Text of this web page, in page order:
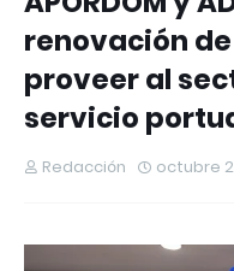
renovación
proveer al
servicio
Redacción octubre